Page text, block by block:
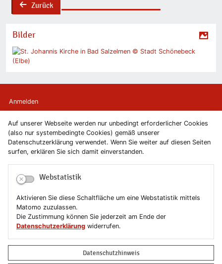
Auf unserer Webseite werden nur unbedingt erforderlicher Cookies
(also nur systembedingte Cookies) gemäß unserer
Datenschutzerklärung verwendet. Wenn Sie weiter auf diesen Seiten
surfen, erklären Sie sich damit einverstanden.
Webstatistik
Aktivieren Sie diese Schaltfläche um eine Webstatistik mittels
Matomo zuzulassen.
Die Zustimmung können Sie jederzeit am Ende der
Datenschutzerklärung widerrufen.
Datenschutzhinweis
backZurück
Bilder
Anmelden
Kontakt
Newsletter
Datenschutzerklärung